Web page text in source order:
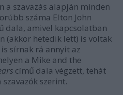
a szavazás alapján minden
száma Elton John
dala, amivel kapcsolatban
(akkor hetedik lett) is voltak
sírnak rá annyit az
a Mike and the
című dala végzett, tehát
szerint.